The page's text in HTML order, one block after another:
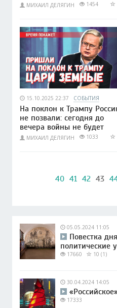
МИХАИЛ ДЕЛЯГИН 1454
15.10.2025 22:37 СОБЫТИЯ
На поклон к Трампу
не позвали: сегодня до
вечера войны не будет
МИХАИЛ ДЕЛЯГИН 1033
40 41 42 43
05.05.2024 11:05
Повестка
политические
17660 10 (1)
30.04.2024 14:05
17333